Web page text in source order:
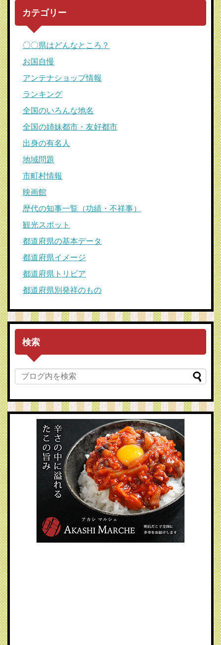
カテゴリー
〇〇県はどんなところ？
お国自慢
アンテナショップ情報
ランキング
全国のいろんな地名
全国の姉妹都市・友好都市
出身の有名人
地域問題
市町村情報
映画館
歴代の知事一覧（功績・不祥事）
観光スポット
都道府県の基本データ
都道府県イメージ
都道府県トリビア
都道府県別発祥のもの
検索